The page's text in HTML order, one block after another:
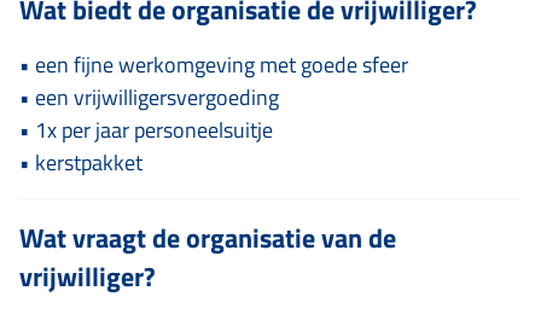
Wat biedt de organisatie de vrijwilliger?
• een fijne werkomgeving met goede sfeer
• een vrijwilligersvergoeding
• 1x per jaar personeelsuitje
• kerstpakket
Wat vraagt de organisatie van de
vrijwilliger?